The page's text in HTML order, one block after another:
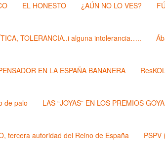
EL HONESTO ¿AÚN NO LO VES?
TOLERANCIA..i alguna intolerancia…..
EN LA ESPAÑA BANANERA
de palo LAS “JOYAS” EN LOS PREMIOS GOYA
tercera autoridad del Reino de España PSPV